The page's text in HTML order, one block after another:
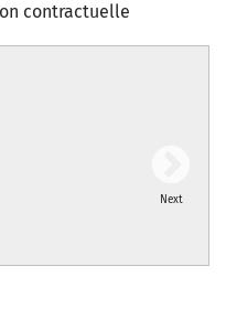
contractuelle
Next